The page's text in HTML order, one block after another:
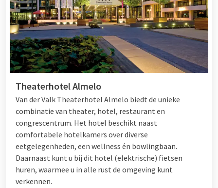
rust in de wellness. Houd tijdens een weekend weg met 12
personen iedereen tevreden tijdens een verblijf bij Van der
Valk.
Weekend weg met familie
Heeft u iets te vieren met uw familie of wilt u er even met zijn
allen ertussenuit? Ook dan bent u bij Van der Valk aan het
juiste adres. Zorg dat zowel jong als oud het naar zijn zin heeft
en kies voor een hotel met familiekamers. Geniet naast een
comfortabele overnachting met de hele familie van de luxe
faciliteiten. Neem met de hele familie een duik in het
zwembad, maak een fietstocht en kom genieten van een
heerlijk diner. Met het Wereldeters menu is er voor ieder wat
wils. Zo kunnen de kinderen samen met Timo Toekan
Theaterhotel Almelo
Van der Valk Theaterhotel Almelo biedt de unieke
combinatie van theater, hotel, restaurant en
congrescentrum. Het hotel beschikt naast
comfortabele hotelkamers over diverse
eetgelegenheden, een wellness én bowlingbaan.
Daarnaast kunt u bij dit hotel (elektrische) fietsen
huren, waarmee u in alle rust de omgeving kunt
verkennen.